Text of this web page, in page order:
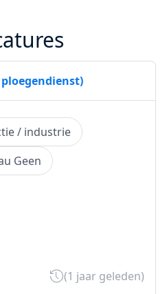
/ industrie
Geen
(1 jaar geleden)